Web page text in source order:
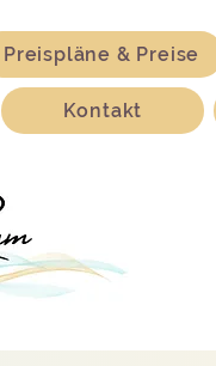
Preispläne & Preise
Kontakt